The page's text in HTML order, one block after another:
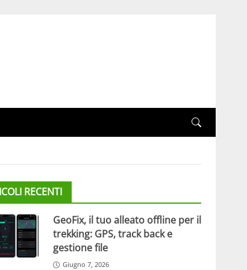
RECENTI
GeoFix, il tuo alleato offline per il
trekking: GPS, track back e
gestione file
Giugno 7, 2026